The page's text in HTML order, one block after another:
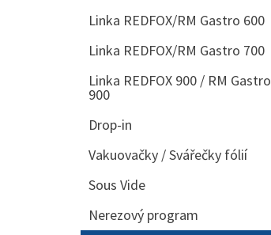
Linka REDFOX/RM Gastro 600
Linka REDFOX/RM Gastro 700
Linka REDFOX 900 / RM Gastro
900
Drop-in
Vakuovačky / Svářečky fólií
Sous Vide
Nerezový program